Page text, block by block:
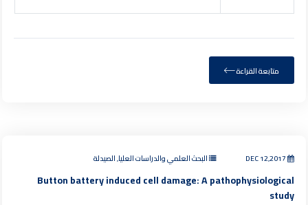
متابعة القراءة
البحث العلمي والدراسات العليا, الصيدلة
Button battery induced cell damage: A pathophysiological
study